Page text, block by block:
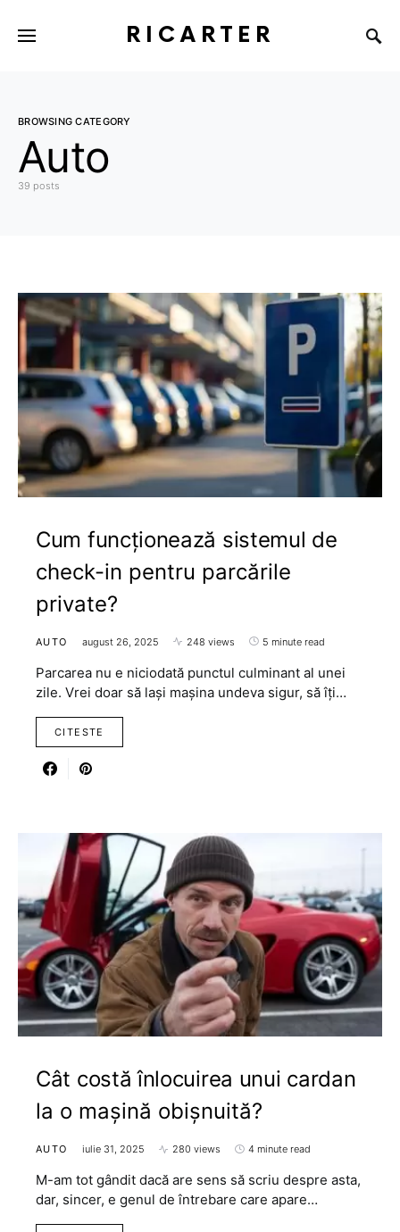
RICARTER
BROWSING CATEGORY
Auto
39 posts
Cum funcționează sistemul de
check-in pentru parcările
private?
AUTO august 26, 2025 248 views 5 minute read
Parcarea nu e niciodată punctul culminant al unei
zile. Vrei doar să lași mașina undeva sigur, să îți…
CITESTE
Cât costă înlocuirea unui cardan
la o mașină obișnuită?
AUTO iulie 31, 2025 280 views 4 minute read
M-am tot gândit dacă are sens să scriu despre asta,
dar, sincer, e genul de întrebare care apare…